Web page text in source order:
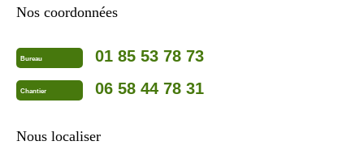
Nos coordonnées
Bureau 01 85 53 78 73
Chantier 06 58 44 78 31
Nous localiser